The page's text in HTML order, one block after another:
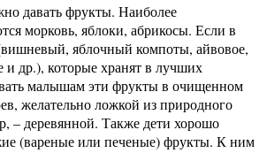
давать фрукты. Наиболее
морковь, яблоки, абрикосы. Если в
яблочный компоты, айвовое,
и др.), которые хранят в лучших
малышам эти фрукты в очищенном
желательно ложкой из природного
– деревянной. Также дети хорошо
(вареные или печеные) фрукты. К ним